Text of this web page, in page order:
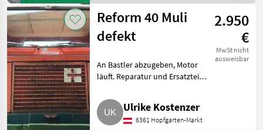
Krone
Addinol
John Deere
Alle 24
anzeigen
Reform 40 Muli
defekt
2.950
€
MwSt nicht
ausweisbar
An Bastler abzugeben, Motor
läuft. Reparatur und Ersatzteile
Ersatzteile
Ulrike Kostenzer
6361 Hopfgarten-Markt